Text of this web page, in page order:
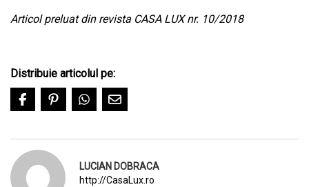
Articol preluat din revista CASA LUX nr. 10/2018
Distribuie articolul pe:
LUCIAN DOBRACA
http://CasaLux.ro